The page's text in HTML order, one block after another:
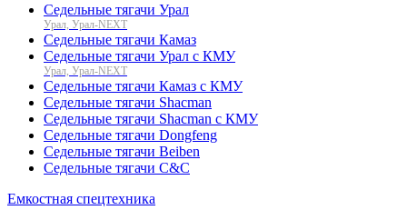
Седельные тягачи Урал
Урал, Урал-NEXT
Седельные тягачи Камаз
Седельные тягачи Урал с КМУ
Урал, Урал-NEXT
Седельные тягачи Камаз с КМУ
Седельные тягачи Shacman
Седельные тягачи Shacman с КМУ
Седельные тягачи Dongfeng
Седельные тягачи Beiben
Седельные тягачи C&C
Емкостная спецтехника